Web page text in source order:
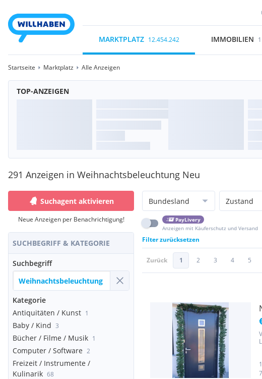
MARKTPLATZ 12.454.242 IMMOBILIEN
Startseite Marktplatz Alle Anzeigen
TOP-ANZEIGEN
291 Anzeigen in Weihnachtsbeleuchtung Neu
Suchagent aktivieren
Neue Anzeigen per Benachrichtigung!
SUCHBEGRIFF & KATEGORIE
Suchbegriff
Kategorie
Antiquitäten / Kunst 1
Baby / Kind 3
Bücher / Filme / Musik 1
Computer / Software 2
Freizeit / Instrumente /
Kulinarik 68
Bundesland Zustand
PayLivery
Anzeigen mit Käuferschutz und Versand
Filter zurücksetzen
Zurück 1 2 3 4 5